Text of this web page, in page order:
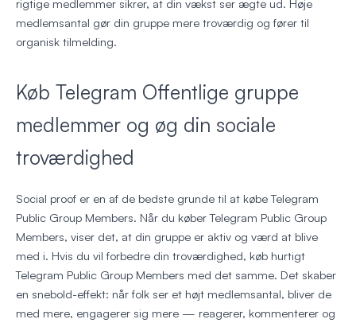
rigtige medlemmer sikrer, at din vækst ser ægte ud. Høje
medlemsantal gør din gruppe mere troværdig og fører til
organisk tilmelding.
Køb Telegram Offentlige gruppe
medlemmer og øg din sociale
troværdighed
Social proof er en af de bedste grunde til at købe Telegram
Public Group Members. Når du køber Telegram Public Group
Members, viser det, at din gruppe er aktiv og værd at blive
med i. Hvis du vil forbedre din troværdighed, køb hurtigt
Telegram Public Group Members med det samme. Det skaber
en snebold-effekt: når folk ser et højt medlemsantal, bliver de
med mere, engagerer sig mere — reagerer, kommenterer og